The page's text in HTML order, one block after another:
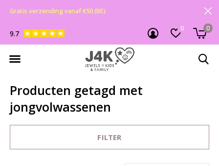
0 0
9.7
Gratis verzending vanaf €50 (BE)
Producten getagd met
jongvolwassenen
FILTER